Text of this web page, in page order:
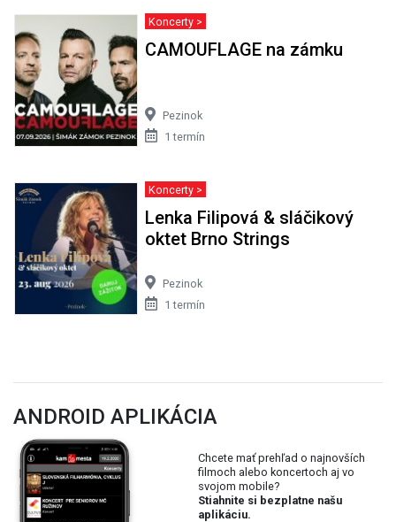
Koncerty >
CAMOUFLAGE na zámku
Pezinok
1 termín
Koncerty >
Lenka Filipová & sláčikový
oktet Brno Strings
Pezinok
1 termín
ANDROID APLIKÁCIA
Chcete mať prehľad o najnovších
filmoch alebo koncertoch aj vo
svojom mobile?
Stiahnite si bezplatne našu
aplikáciu.